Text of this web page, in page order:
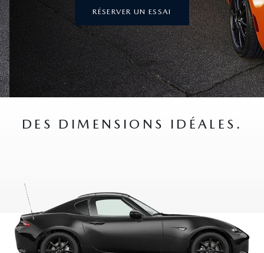
RÉSERVER UN ESSAI
DES DIMENSIONS IDÉALES.